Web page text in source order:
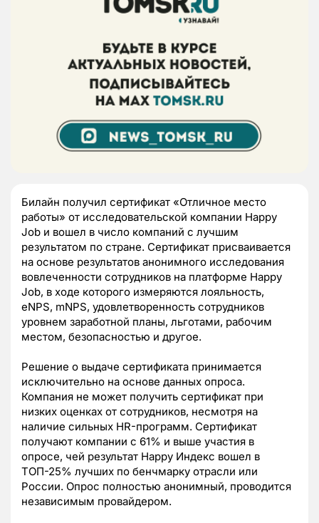
Билайн получил сертификат «Отличное место
работы» от исследовательской компании Happy
Job и вошел в число компаний с лучшим
результатом по стране. Сертификат присваивается
на основе результатов анонимного исследования
вовлеченности сотрудников на платформе Happy
Job, в ходе которого измеряются лояльность,
eNPS, mNPS, удовлетворенность сотрудников
уровнем заработной планы, льготами, рабочим
местом, безопасностью и другое.
Решение о выдаче сертификата принимается
исключительно на основе данных опроса.
Компания не может получить сертификат при
низких оценках от сотрудников, несмотря на
наличие сильных HR-программ. Сертификат
получают компании с 61% и выше участия в
опросе, чей результат Happy Индекс вошел в
ТОП-25% лучших по бенчмарку отрасли или
России. Опрос полностью анонимный, проводится
независимым провайдером.